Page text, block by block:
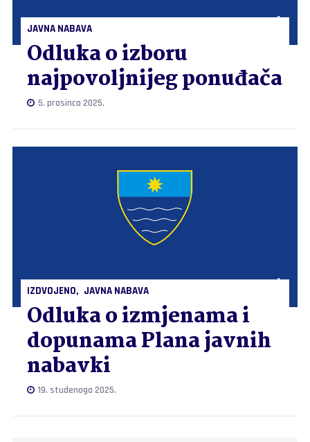
JAVNA NABAVA
Odluka o izboru
najpovoljnijeg ponuđača
5. prosinca 2025.
IZDVOJENO JAVNA NABAVA
Odluka o izmjenama i
dopunama Plana javnih
nabavki
19. studenoga 2025.